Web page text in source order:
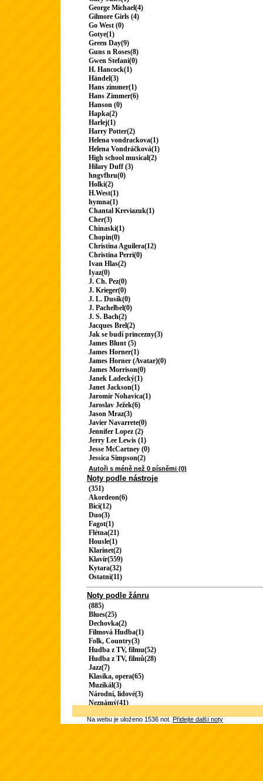
George Michael(4)
Gilmore Girls (4)
Go West (0)
Gotye(1)
Green Day(9)
Guns n Roses(8)
Gwen Stefani(0)
H. Hancock(1)
Händel(3)
Hans zimmer(1)
Hans Zimmer(6)
Hanson (0)
Hapka(2)
Harlej(1)
Harry Potter(2)
Helena vondrackova(1)
Helena Vondráčková(1)
High school musical(2)
Hilary Duff (3)
hngvfhru(0)
Holki(2)
H.West(1)
hymna(1)
Chantal Kreviazuk(1)
Cher(3)
Chinaski(1)
Chopin(0)
Christina Aguilera(12)
Christina Perri(0)
Ivan Hlas(2)
Iyaz(0)
J. Ch. Pez(0)
J. Krieger(0)
J. L. Dusík(0)
J. Pachelbel(0)
J. S. Bach(2)
Jacques Brel(2)
Jak se budí princezny(3)
James Blunt (5)
James Horner(1)
James Horner (Avatar)(0)
James Morrison(0)
Janek Ladecký(1)
Janet Jackson(1)
Jaromír Nohavica(1)
Jaroslav Ježek(6)
Jason Mraz(3)
Javier Navarrete(0)
Jennifer Lopez (2)
Jerry Lee Lewis (1)
Jesse McCartney (0)
Jessica Simpson(2)
Autoři s méně než 0 písněmi (0)
Noty podle nástroje
(351)
Akordeon(6)
Bicí(12)
Duo(3)
Fagot(1)
Flétna(21)
Housle(1)
Klarinet(2)
Klavír(559)
Kytara(32)
Ostatní(11)
Noty podle žánru
(885)
Blues(25)
Dechovka(2)
Filmová Hudba(1)
Folk, Country(3)
Hudba z TV, filmu(52)
Hudba z TV, filmů(28)
Jazz(7)
Klasika, opera(65)
Muzikál(3)
Národní, lidové(3)
Neznámý(41)
Na webu je uloženo 1536 not.Přidejte další noty